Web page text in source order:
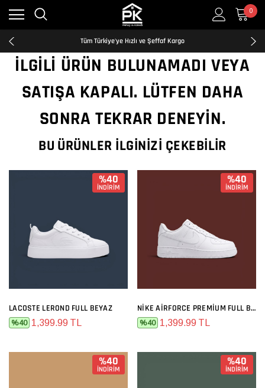
0
Kredi Kartına Taksit İmkanı
2500₺ ve Üzeri Ücretsiz Kargo
Tüm Türkiye'ye Hızlı ve Şeffaf Kargo
Kredi Kartına Taksit İmkanı
2500₺ ve Üzeri Ücretsiz Kargo
Kredi Kartına Taksit İmkanı
İLGILI ÜRÜN BULUNAMADI VEYA
SATIŞA KAPALI. LÜTFEN DAHA
SONRA TEKRAR DENEYIN.
BU ÜRÜNLER İLGINIZI ÇEKEBILIR
%40
İNDİRİM
LACOSTE LEROND FULL BEYAZ
%40 1,399.99 TL
%40
İNDİRİM
NIKE AIRFORCE PREMIUM FULL BEYAZ
%40 1,399.99 TL
%40
İNDİRİM
%40
İNDİRİM